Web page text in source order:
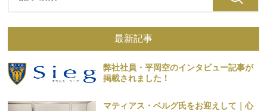
最新記事
弊社社員・平岡空のインタビュー記事が
掲載されました！
マティアス・ベルグ氏をお迎えして｜心